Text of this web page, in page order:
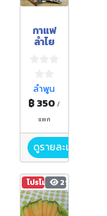
กาแฟ
ลำไย
ลำพูน
฿ 350/
แพค
ดูรายละเอียด
โปรโมชัน293